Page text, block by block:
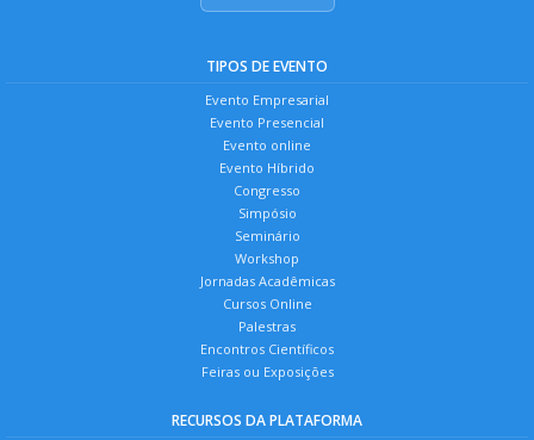
TIPOS DE EVENTO
Evento Empresarial
Evento Presencial
Evento online
Evento Híbrido
Congresso
Simpósio
Seminário
Workshop
Jornadas Acadêmicas
Cursos Online
Palestras
Encontros Científicos
Feiras ou Exposições
RECURSOS DA PLATAFORMA